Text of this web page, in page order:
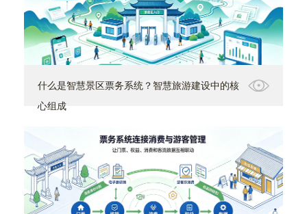
什么是智慧景区票务系统？智慧旅游建设中的核
心组成